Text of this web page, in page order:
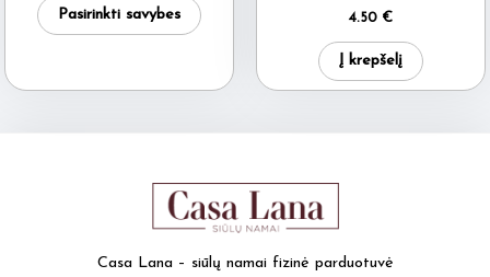
Pasirinkti savybes
multiple
may
be
chosen
4.50 €
Į krepšelį
Casa Lana – siūlų namai fizinė parduotuvė